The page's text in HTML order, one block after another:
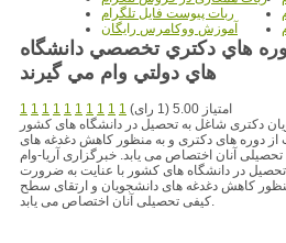
ربات پیوست فایل تلگرام
آموزش ووکامرس رایگان
هاي دكتري تخصصي دانشگاه
هاي دولتي وام مي گيرند
1 1 1 1 1 1 1 1 1 1
امتیاز 5.00 (1 رای)
دکتری شاغل به تحصیل در دانشگاه های کشور
از دوره های دکتری و به منظور کاهش دغدغه های
آنان اختصاص می یابد. خبرگزاری آریا-وام
تحصیل در دانشگاه های کشور با عنایت به ضرورت
کاهش دغدغه های دانشجویان و ارتقای سطح
کیفی تحصیلی آنان اختصاص می یابد.